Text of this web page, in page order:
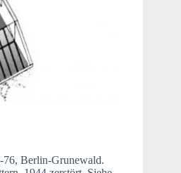
76, Berlin-Grunewald.